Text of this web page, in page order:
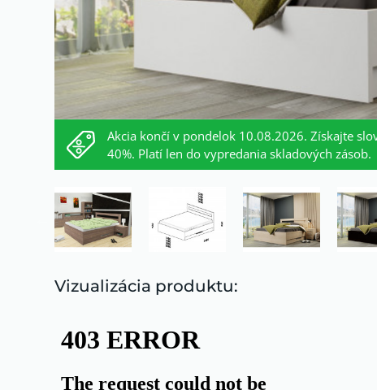
Akcia končí v pondelok 10.08.2026. Získajte
40%. Platí len do vypredania skladových zásob.
Vizualizácia produktu: